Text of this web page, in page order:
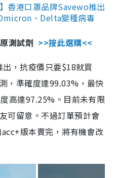
香港口罩品牌Savewo推出
、Delta變種病毒
測試劑 >>按此選購<<
，抗疫價只要$18就買
，準確度達99.03%，最快
高達97.25%。目前未有限
可留意。不過訂單預計會
版本賣完，將有機會改